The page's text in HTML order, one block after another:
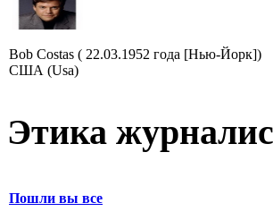
Bob Costas ( 22.03.1952 года [Нью-Йорк])
США (Usa)
Этика
Пошли вы все